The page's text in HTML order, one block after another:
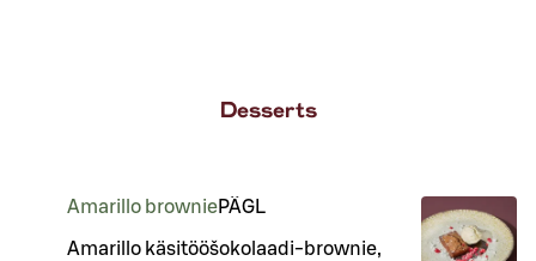
Desserts
Amarillo browniePÄGL
Amarillo käsitööšokolaadi-brownie,